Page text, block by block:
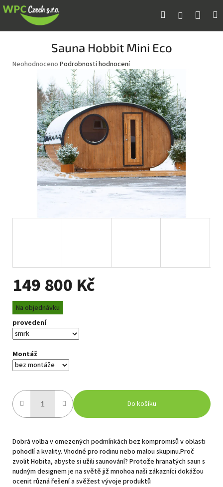
Přejít
na
Hledat Přihlášení
Sauna Hobbit Mini Eco
Průměrné
produktu
hvězdiček.
Neohodnoceno Podrobnosti hodnocení
149 800 Kč
Měrná
cena:
Na objednávku
provedení
Montáž
Do košíku
Dobrá volba v omezených podmínkách bez kompromisů v oblasti
pohodlí a kvality. Vhodné pro rodinu nebo malou skupinu.Proč
zvolit Hobita, abyste si užili saunování? Protože hranatých saun s
nudným designem je na světě již mnohoa naši zákazníci dokážou
ocenit různá řešení a svěžest vývoje produktů